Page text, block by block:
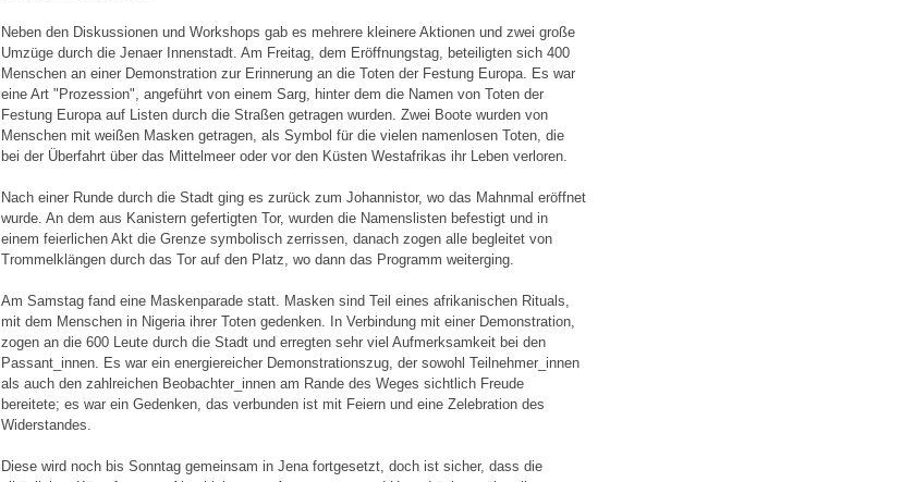
Neben den Diskussionen und Workshops gab es mehrere kleinere Aktionen und zwei große
Umzüge durch die Jenaer Innenstadt. Am Freitag, dem Eröffnungstag, beteiligten sich 400
Menschen an einer Demonstration zur Erinnerung an die Toten der Festung Europa. Es war
eine Art "Prozession", angeführt von einem Sarg, hinter dem die Namen von Toten der
Festung Europa auf Listen durch die Straßen getragen wurden. Zwei Boote wurden von
Menschen mit weißen Masken getragen, als Symbol für die vielen namenlosen Toten, die
bei der Überfahrt über das Mittelmeer oder vor den Küsten Westafrikas ihr Leben verloren.
Nach einer Runde durch die Stadt ging es zurück zum Johannistor, wo das Mahnmal eröffnet
wurde. An dem aus Kanistern gefertigten Tor, wurden die Namenslisten befestigt und in
einem feierlichen Akt die Grenze symbolisch zerrissen, danach zogen alle begleitet von
Trommelklängen durch das Tor auf den Platz, wo dann das Programm weiterging.
Am Samstag fand eine Maskenparade statt. Masken sind Teil eines afrikanischen Rituals,
mit dem Menschen in Nigeria ihrer Toten gedenken. In Verbindung mit einer Demonstration,
zogen an die 600 Leute durch die Stadt und erregten sehr viel Aufmerksamkeit bei den
Passant_innen. Es war ein energiereicher Demonstrationszug, der sowohl Teilnehmer_innen
als auch den zahlreichen Beobachter_innen am Rande des Weges sichtlich Freude
bereitete; es war ein Gedenken, das verbunden ist mit Feiern und eine Zelebration des
Widerstandes.
Diese wird noch bis Sonntag gemeinsam in Jena fortgesetzt, doch ist sicher, dass die